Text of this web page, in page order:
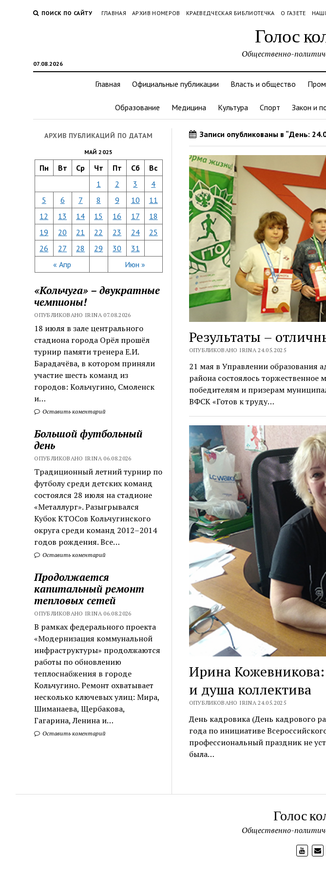
ПОИСК ПО САЙТУ ГЛАВНАЯ АРХИВ НОМЕРОВ КРАЕВЕДЧЕСКАЯ БИБЛИОТЕЧКА О ГАЗЕТЕ
Голос
07.08.2026
Общественно-
Главная Официальные публикации Власть и общество
Образование Медицина Культура Спорт Закон и
АРХИВ ПУБЛИКАЦИЙ ПО ДАТАМ
МАЙ 2025
Пн Вт Ср Чт Пт Сб Вс
« Апр Июн »
1 2 3
4
5
6 7 8 9 10
11
12
13 14 15 16 17
18
19
20 21 22 23 24
25
26
27 28 29 30 31
«Кольчуга» – двукратные
чемпионы!
ОПУБЛИКОВАНО IRINA 07.08.2026
18 июля в зале центрального
стадиона города Орёл прошёл
турнир памяти тренера Е.И.
Барадачёва, в котором приняли
участие шесть команд из
городов: Кольчугино, Смоленск
и…
Оставить коментарий
Большой футбольный
день
ОПУБЛИКОВАНО IRINA 06.08.2026
Традиционный летний турнир по
футболу среди детских команд
состоялся 28 июля на стадионе
«Металлург». Разыгрывался
Кубок КТОСов Кольчугинского
округа среди команд 2012–2014
годов рождения. Все…
Оставить коментарий
Продолжается
капитальный ремонт
тепловых сетей
ОПУБЛИКОВАНО IRINA 06.08.2026
В рамках федерального проекта
«Модернизация коммунальной
инфраструктуры» продолжаются
работы по обновлению
теплоснабжения в городе
Кольчугино. Ремонт охватывает
несколько ключевых улиц: Мира,
Шиманаева, Щербакова,
Гагарина, Ленина и…
Оставить коментарий
Записи опубликованы в “День:
Результаты –
ОПУБЛИКОВАНО IRINA 24.05.2025
21 мая в Управлении образования
района состоялось торжественное
победителям и призерам
ВФСК «Готов к труду…
Ирина Кожевникова:
и душа коллектива
ОПУБЛИКОВАНО IRINA 24.05.2025
День кадровика (День кадрового
года по инициативе
профессиональный праздник не
была…
Голос
Общественно-